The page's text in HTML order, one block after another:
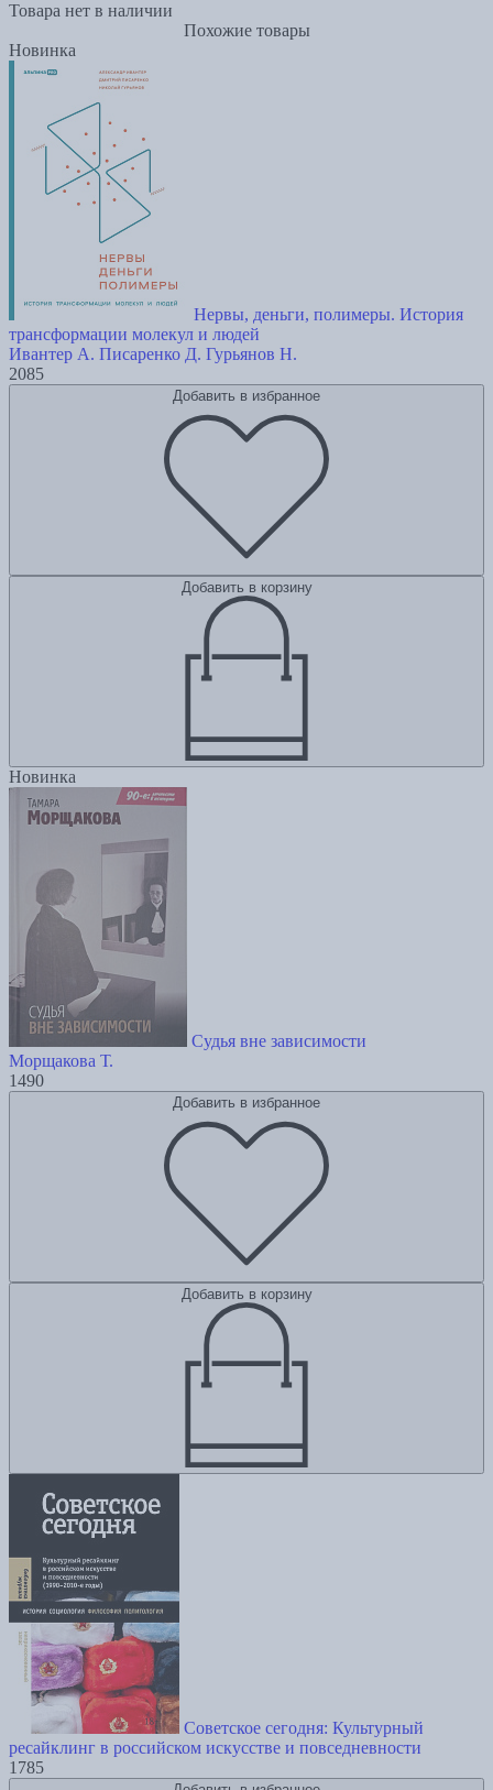
Товара нет в наличии
Похожие товары
Новинка
Нервы, деньги, полимеры. История
трансформации молекул и людей
Ивантер А. Писаренко Д. Гурьянов Н.
2085
Добавить в избранное
Добавить в корзину
Новинка
Судья вне зависимости
Морщакова Т.
1490
Добавить в избранное
Добавить в корзину
Советское сегодня: Культурный
ресайклинг в российском искусстве и повседневности
1785